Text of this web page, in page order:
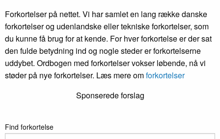
Forkortelser på nettet. Vi har samlet en lang række danske
forkortelser og udenlandske eller tekniske forkortelser, som
du kunne få brug for at kende. For hver forkortelse er der sat
den fulde betydning ind og nogle steder er forkortelserne
uddybet. Ordbogen med forkortelser vokser løbende, nå vi
støder på nye forkortelser. Læs mere omforkortelser
Sponserede forslag
Find forkortelse